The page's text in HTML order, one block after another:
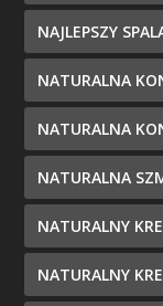
NAJLEPSZY
NATURALNA
NATURALNA
NATURALNA
NATURALNY
NATURALNY